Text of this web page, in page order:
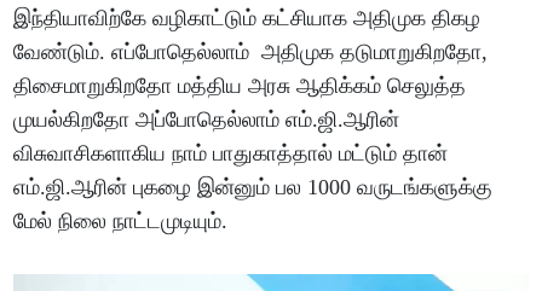
இந்தியாவிற்கே வழிகாட்டும் கட்சியாக அதிமுக திகழ
வேண்டும். எப்போதெல்லாம் அதிமுக தடுமாறுகிறதோ,
திசைமாறுகிறதோ மத்திய அரசு ஆதிக்கம் செலுத்த
முயல்கிறதோ அப்போதெல்லாம் எம்.ஜி.ஆரின்
விசுவாசிகளாகிய நாம் பாதுகாத்தால் மட்டும் தான்
எம்.ஜி.ஆரின் புகழை இன்னும் பல 1000 வருடங்களுக்கு
மேல் நிலை நாட்டமுடியும்.